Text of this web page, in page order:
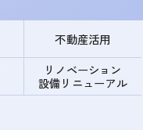
不動産活用
リノベーション
設備リニューアル